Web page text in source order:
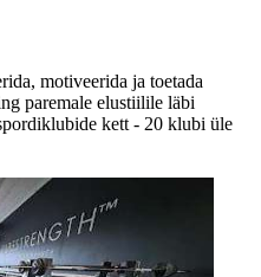
motiveerida ja toetada
paremale elustiilile läbi
kett - 20 klubi üle